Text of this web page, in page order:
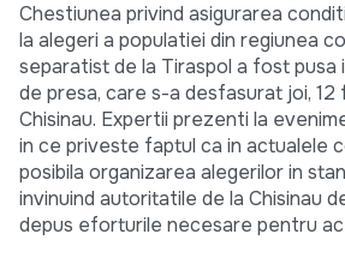
Chestiunea privind asigurarea
la alegeri a populatiei din regiunea
separatist de la Tiraspol a fost pusa
de presa, care s-a desfasurat joi, 12
Chisinau. Expertii prezenti la
in ce priveste faptul ca in actualele
posibila organizarea alegerilor in
invinuind autoritatile de la Chisinau
depus eforturile necesare pentru